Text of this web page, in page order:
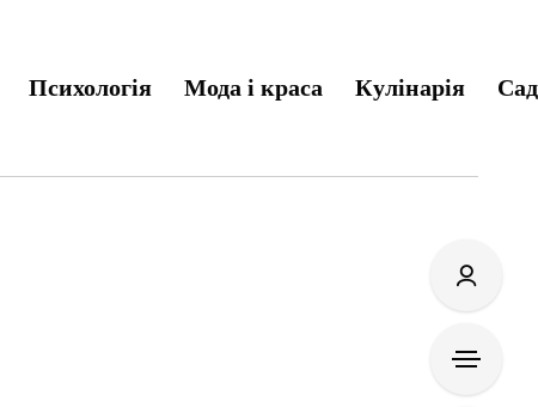
Психологія Мода і краса Кулінарія